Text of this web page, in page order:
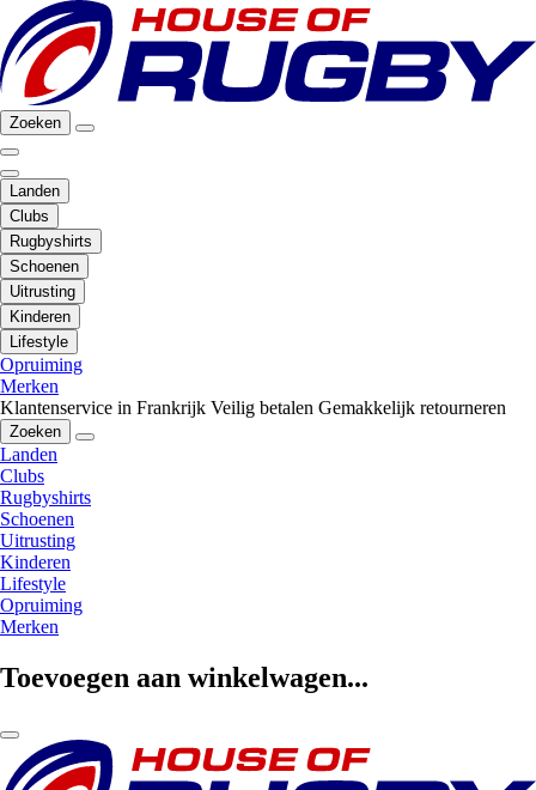
Zoeken
Landen
Clubs
Rugbyshirts
Schoenen
Uitrusting
Kinderen
Lifestyle
Opruiming
Merken
Klantenservice in Frankrijk Veilig betalen Gemakkelijk retourneren
Zoeken
Landen
Clubs
Rugbyshirts
Schoenen
Uitrusting
Kinderen
Lifestyle
Opruiming
Merken
Toevoegen aan winkelwagen...